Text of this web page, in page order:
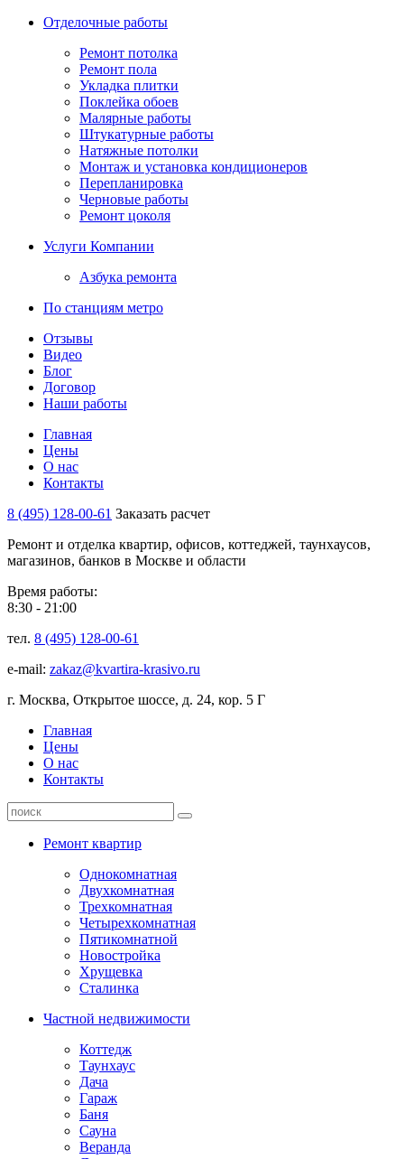
Отделочные работы
Ремонт потолка
Ремонт пола
Укладка плитки
Поклейка обоев
Малярные работы
Штукатурные работы
Натяжные потолки
Монтаж и установка кондиционеров
Перепланировка
Черновые работы
Ремонт цоколя
Услуги Компании
Азбука ремонта
По станциям метро
Отзывы
Видео
Блог
Договор
Наши работы
Главная
Цены
О нас
Контакты
8 (495) 128-00-61 Заказать расчет
Ремонт и отделка квартир, офисов, коттеджей, таунхаусов,
магазинов, банков в Москве и области
Время работы:
8:30 - 21:00
тел. 8 (495) 128-00-61
e-mail: zakaz@kvartira-krasivo.ru
г. Москва, Открытое шоссе, д. 24, кор. 5 Г
Главная
Цены
О нас
Контакты
Ремонт квартир
Однокомнатная
Двухкомнатная
Трехкомнатная
Четырехкомнатная
Пятикомнатной
Новостройка
Хрущевка
Сталинка
Частной недвижимости
Коттедж
Таунхаус
Дача
Гараж
Баня
Сауна
Веранда